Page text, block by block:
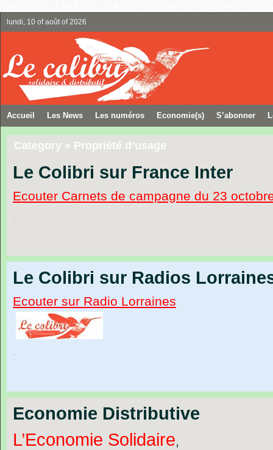
lundi, 10 of août of 2026
Accueil Les News Les numéros Economie(s) S’abonner
Category » Propriété d’usage
Le Colibri sur France Inter
Ecouter Carnets de campagne du 23
.
Le Colibri sur Radios
Ecouter sur Radio Lorraines
.
Economie Distributive
L’Economie Solidaire,